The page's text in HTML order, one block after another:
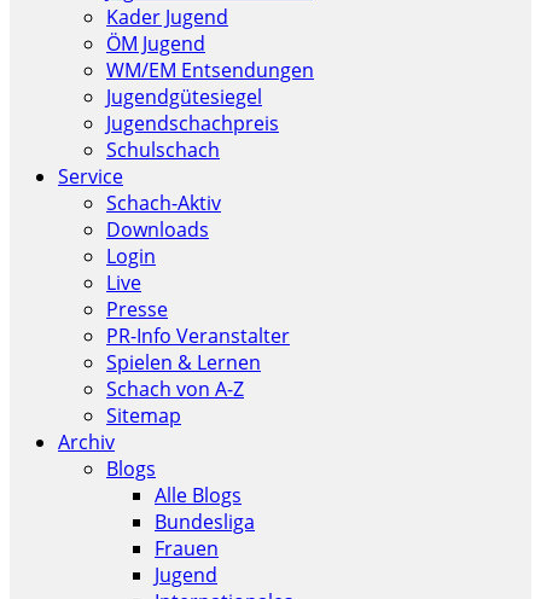
Kader Jugend
ÖM Jugend
WM/EM Entsendungen
Jugendgütesiegel
Jugendschachpreis
Schulschach
Service
Schach-Aktiv
Downloads
Login
Live
Presse
PR-Info Veranstalter
Spielen & Lernen
Schach von A-Z
Sitemap
Archiv
Blogs
Alle Blogs
Bundesliga
Frauen
Jugend